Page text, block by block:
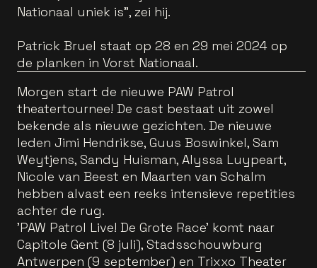
Nationaal uniek is", zei hij.
Patrick Bruel staat op 28 en 29 mei 2024 op
de planken in Vorst Nationaal.
Morgen start de nieuwe PAW Patrol
theatertournee! De cast bestaat uit zowel
bekende als nieuwe gezichten. De nieuwe
leden Jimi Hendrikse, Guus Boswinkel, Sam
Weytjens, Sandy Huisman, Alyssa Luypeart,
Nicole van Beest en Maarten van Schalm
hebben alvast een reeks intensieve repetities
achter de rug.
'PAW Patrol Live! De Grote Race' komt naar
Capitole Gent (8 juli), Stadsschouwburg
Antwerpen (9 september) en Trixxo Theater